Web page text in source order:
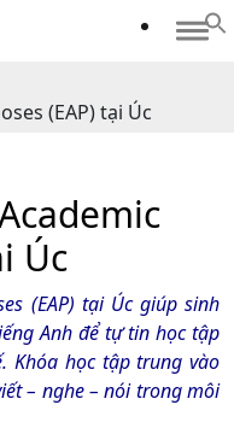
(EAP) tại Úc
Úc
(EAP) tại Úc giúp sinh
Anh để tự tin học tập
Khóa học tập trung vào
– nghe – nói trong môi